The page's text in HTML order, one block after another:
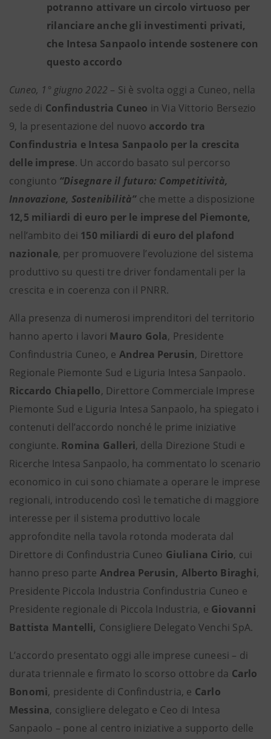
potranno attivare un circolo virtuoso per
rilanciare anche gli investimenti privati,
che Intesa Sanpaolo intende sostenere con
questo accordo
Cuneo, 1° giugno 2022 – Si è svolta oggi a Cuneo, nella
sede di Confindustria Cuneo in Via Vittorio Bersezio
9, la presentazione del nuovo accordo tra
Confindustria e Intesa Sanpaolo per la crescita
delle imprese. Un accordo basato sul percorso
congiunto “Disegnare il futuro: Competitività,
Innovazione, Sostenibilità”che mette a disposizione
12,5 miliardi di euro per le imprese del Piemonte,
nell’ambito dei 150 miliardi di euro del plafond
nazionale, per promuovere l’evoluzione del sistema
produttivo su questi tre driver fondamentali per la
crescita e in coerenza con il PNRR.
Alla presenza di numerosi imprenditori del territorio
hanno aperto i lavori Mauro Gola, Presidente
Confindustria Cuneo, e Andrea Perusin, Direttore
Regionale Piemonte Sud e Liguria Intesa Sanpaolo.
Riccardo Chiapello, Direttore Commerciale Imprese
Piemonte Sud e Liguria Intesa Sanpaolo, ha spiegato i
contenuti dell’accordo nonché le prime iniziative
congiunte. Romina Galleri, della Direzione Studi e
Ricerche Intesa Sanpaolo, ha commentato lo scenario
economico in cui sono chiamate a operare le imprese
regionali, introducendo così le tematiche di maggiore
interesse per il sistema produttivo locale
approfondite nella tavola rotonda moderata dal
Direttore di Confindustria Cuneo Giuliana Cirio, cui
hanno preso parte Andrea Perusin, Alberto Biraghi,
Presidente Piccola Industria Confindustria Cuneo e
Presidente regionale di Piccola Industria, e Giovanni
Battista Mantelli, Consigliere Delegato Venchi SpA.
L’accordo presentato oggi alle imprese cuneesi – di
durata triennale e firmato lo scorso ottobre da Carlo
Bonomi, presidente di Confindustria, e Carlo
Messina, consigliere delegato e Ceo di Intesa
Sanpaolo – pone al centro iniziative a supporto delle